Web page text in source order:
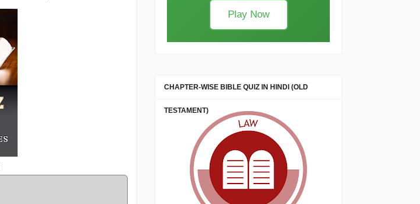
Play Now
CHAPTER-WISE BIBLE QUIZ IN HINDI (OLD
TESTAMENT)